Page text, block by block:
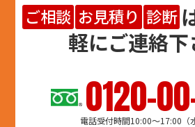
ご相談 お見積り 診断
軽にご連絡
0120-
ヨ
電話受付時間10:00～17:00（